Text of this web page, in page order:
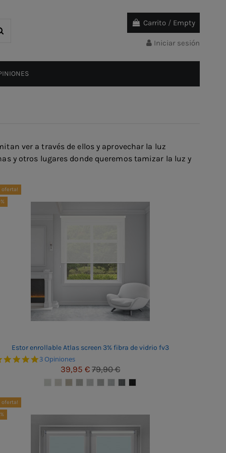
Carrito / Empty
Iniciar sesión
ver a través de ellos y aprovechar la luz
y otros lugares donde queremos tamizar la luz y
oferta!
Estor enrollable Atlas screen 3% fibra de vidrio fv3
5.0 star rating
3 Opiniones
39,95 €79,90 €
oferta!